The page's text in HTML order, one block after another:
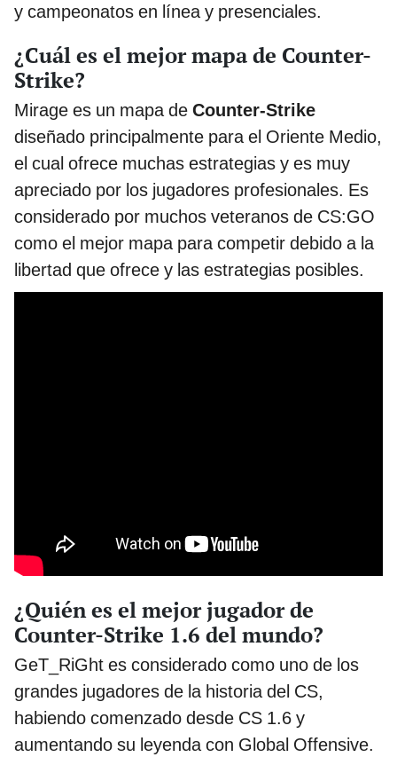
y campeonatos en línea y presenciales.
¿Cuál es el mejor mapa de Counter-
Strike?
Mirage es un mapa de Counter-Strike
diseñado principalmente para el Oriente Medio,
el cual ofrece muchas estrategias y es muy
apreciado por los jugadores profesionales. Es
considerado por muchos veteranos de CS:GO
como el mejor mapa para competir debido a la
libertad que ofrece y las estrategias posibles.
¿Quién es el mejor jugador de
Counter-Strike 1.6 del mundo?
GeT_RiGht es considerado como uno de los
grandes jugadores de la historia del CS,
habiendo comenzado desde CS 1.6 y
aumentando su leyenda con Global Offensive.